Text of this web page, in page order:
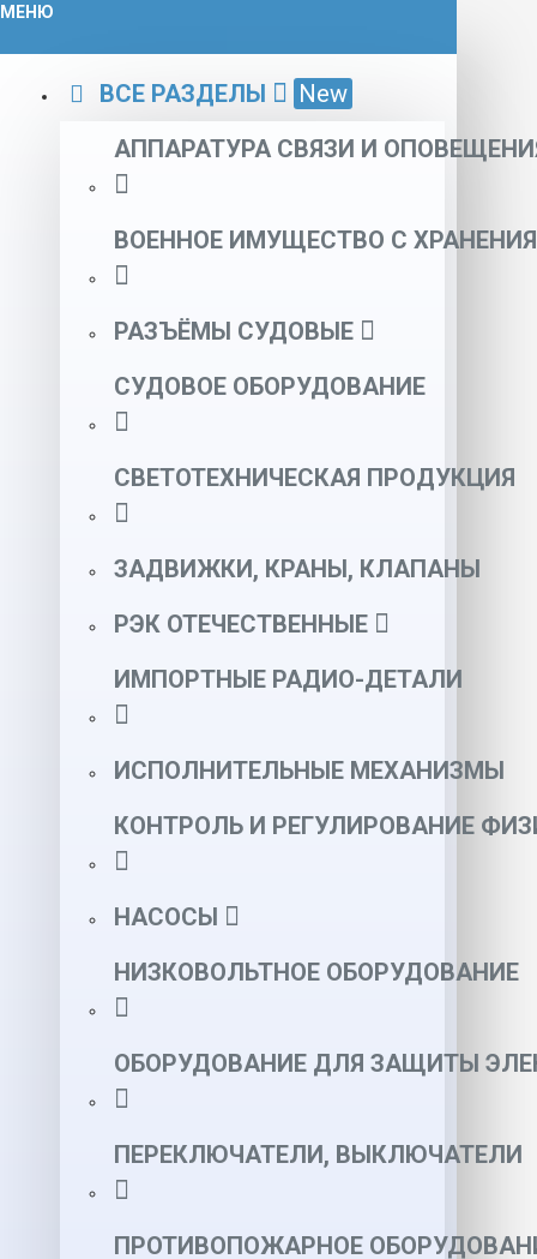
МЕНЮ
ВСЕ РАЗДЕЛЫ
New
АППАРАТУРА СВЯЗИ И
ВОЕННОЕ ИМУЩЕСТВО С ХРАНЕНИЯ
РАЗЪЁМЫ СУДОВЫЕ
СУДОВОЕ ОБОРУДОВАНИЕ
СВЕТОТЕХНИЧЕСКАЯ ПРОДУКЦИЯ
ЗАДВИЖКИ, КРАНЫ, КЛАПАНЫ
РЭК ОТЕЧЕСТВЕННЫЕ
ИМПОРТНЫЕ РАДИО-ДЕТАЛИ
ИСПОЛНИТЕЛЬНЫЕ МЕХАНИЗМЫ
КОНТРОЛЬ И РЕГУЛИРОВАНИЕ
НАСОСЫ
НИЗКОВОЛЬТНОЕ ОБОРУДОВАНИЕ
ОБОРУДОВАНИЕ ДЛЯ ЗАЩИТЫ
ПЕРЕКЛЮЧАТЕЛИ, ВЫКЛЮЧАТЕЛИ
ПРОТИВОПОЖАРНОЕ